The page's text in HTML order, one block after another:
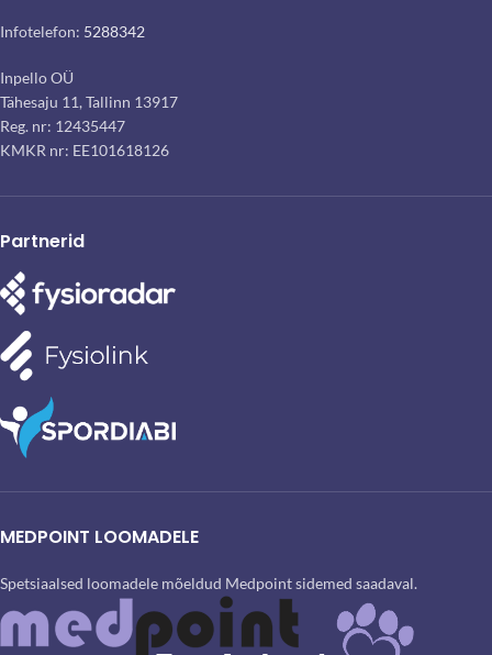
Infotelefon: 5288342
Inpello OÜ
Tähesaju 11, Tallinn 13917
Reg. nr: 12435447
KMKR nr: EE101618126
Partnerid
MEDPOINT LOOMADELE
Spetsiaalsed loomadele mõeldud Medpoint sidemed saadaval.